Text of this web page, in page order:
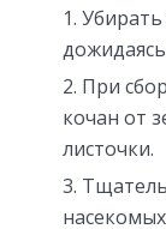
Убирать
При
кочан от
листочки.